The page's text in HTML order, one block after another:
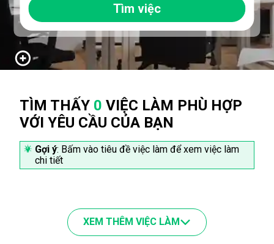
Tìm việc
TÌM THẤY 0 VIỆC LÀM PHÙ HỢP
VỚI YÊU CẦU CỦA BẠN
Gợi ý: Bấm vào tiêu đề việc làm để xem việc làm
chi tiết
XEM THÊM VIỆC LÀM